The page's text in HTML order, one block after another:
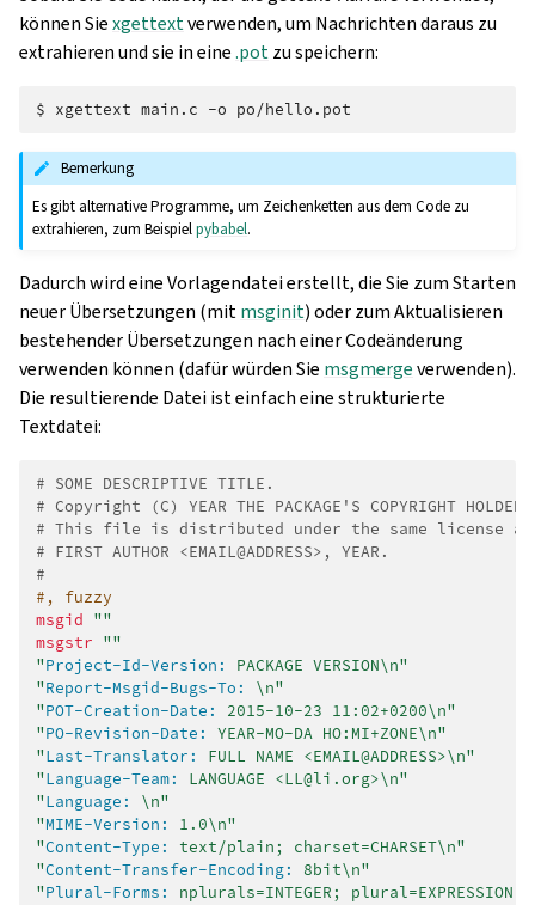
können Siexgettextverwenden, um Nachrichten daraus zu
extrahieren und sie in eine.potzu speichern:
$ xgettext main.c -o
Bemerkung
Es gibt alternative Programme, um Zeichenketten aus dem Code zu
extrahieren, zum Beispielpybabel.
Dadurch wird eine Vorlagendatei erstellt, die Sie zum Starten
neuer Übersetzungen (mitmsginit) oder zum Aktualisieren
bestehender Übersetzungen nach einer Codeänderung
verwenden können (dafür würden Sie msgmergeverwenden).
Die resultierende Datei ist einfach eine strukturierte
Textdatei:
# SOME DESCRIPTIVE TITLE.
# Copyright (C) YEAR THE PACKAGE'S COPYRIGHT HOLDER
# This file is distributed under the same license as
# FIRST AUTHOR <EMAIL@ADDRESS>, YEAR.
#
#, fuzzy
msgid ""
msgstr ""
"Project-Id-Version:
PACKAGE VERSION\n"
"Report-Msgid-Bugs-To:
\n"
"POT-Creation-Date:
2015-10-23 11:02+0200\n"
"PO-Revision-Date:
YEAR-MO-DA HO:MI+ZONE\n"
"Last-Translator:
FULL NAME <EMAIL@ADDRESS>\n"
"Language-Team:
LANGUAGE <LL@li.org>\n"
"Language:
\n"
"MIME-Version:
1.0\n"
"Content-Type:
text/plain; charset=CHARSET\n"
"Content-Transfer-Encoding:
8bit\n"
"Plural-Forms: nplurals=INTEGER;